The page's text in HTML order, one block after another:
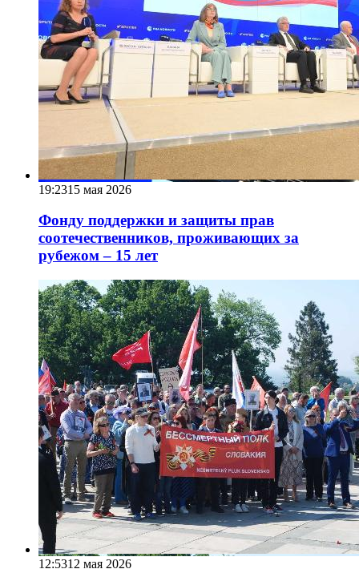
19:2315 мая 2026
Фонду поддержки и защиты прав
соотечественников, проживающих за
рубежом – 15 лет
12:5312 мая 2026